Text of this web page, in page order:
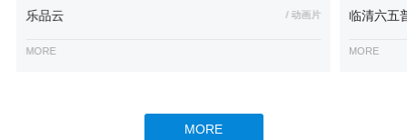
乐品云 / 动画片
MORE
临清六五
MORE
MORE